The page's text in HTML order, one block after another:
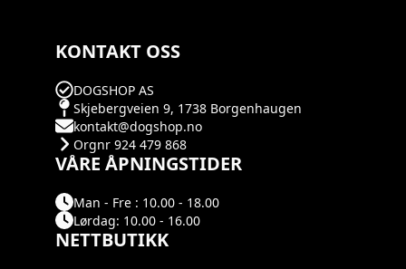
KONTAKT OSS
DOGSHOP AS
Skjebergveien 9, 1738 Borgenhaugen
kontakt@dogshop.no
Orgnr 924 479 868
VÅRE ÅPNINGSTIDER
Man - Fre : 10.00 - 18.00
Lørdag: 10.00 - 16.00
NETTBUTIKK